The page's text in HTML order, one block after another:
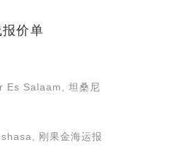
价单
Es Salaam, 坦桑尼
刚果金海运报